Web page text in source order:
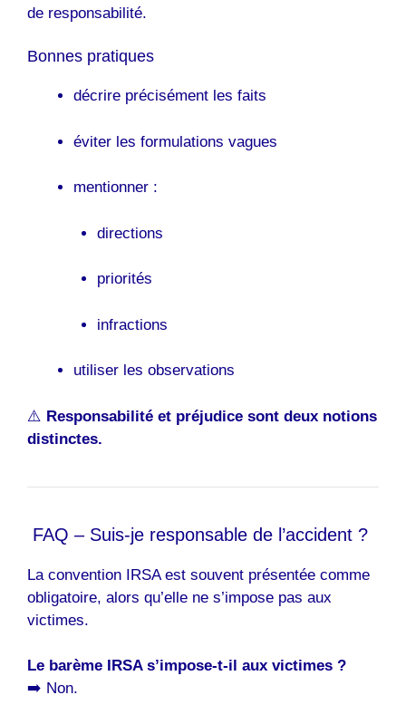
de responsabilité.
Bonnes pratiques
décrire précisément les faits
éviter les formulations vagues
mentionner :
directions
priorités
infractions
utiliser les observations
⚠️ Responsabilité et préjudice sont deux notions
distinctes.
FAQ – Suis-je responsable de l’accident ?
La convention IRSA est souvent présentée comme
obligatoire, alors qu’elle ne s’impose pas aux
victimes.
Le barème IRSA s’impose-t-il aux victimes ?
➡️ Non.